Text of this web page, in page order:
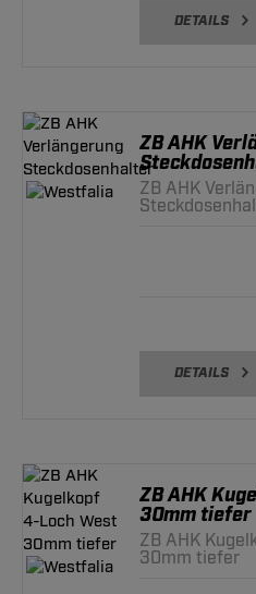
DETAILS
ZB AHK
ZB AHK
DETAILS
ZB AHK
30mm tiefer
ZB AHK
30mm tiefer